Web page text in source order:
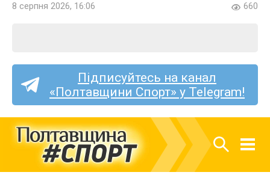
8 серпня 2026, 16:06 660
Підписуйтесь на канал
«Полтавщини Спорт» у Telegram!